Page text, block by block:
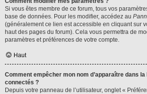
Si vous êtes membre de ce forum, tous vos
base de données. Pour les modifier, accédez au
(généralement ce lien est accessible en cliquant sur
haut des pages du forum). Cela vous permettra de
paramètres et préférences de votre compte.
Haut
Comment empêcher mon nom d’apparaître dans
connectés ?
Depuis votre panneau de l’utilisateur, onglet «